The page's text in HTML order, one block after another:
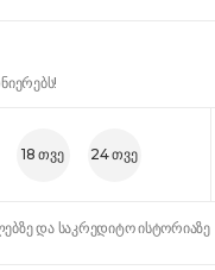
18 თვე 24 თვე
და საკრედიტო ისტორიაზე